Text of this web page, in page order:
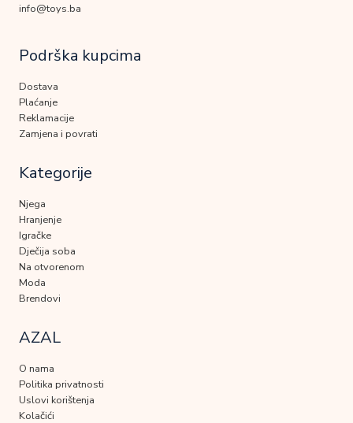
info@toys.ba
Podrška kupcima
Dostava
Plaćanje
Reklamacije
Zamjena i povrati
Kategorije
Njega
Hranjenje
Igračke
Dječija soba
Na otvorenom
Moda
Brendovi
AZAL
O nama
Politika privatnosti
Uslovi korištenja
Kolačići